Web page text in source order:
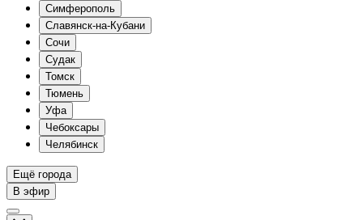
Симферополь
Славянск-на-Кубани
Сочи
Судак
Томск
Тюмень
Уфа
Чебоксары
Челябинск
Ещё города
В эфир